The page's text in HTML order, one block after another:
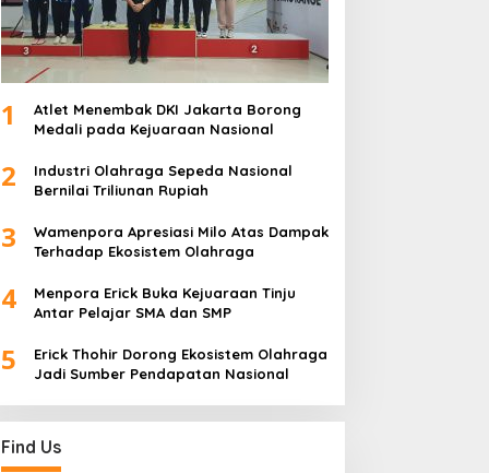
1
Atlet Menembak DKI Jakarta Borong
Medali pada Kejuaraan Nasional
2
Industri Olahraga Sepeda Nasional
Bernilai Triliunan Rupiah
3
Wamenpora Apresiasi Milo Atas Dampak
Terhadap Ekosistem Olahraga
4
Menpora Erick Buka Kejuaraan Tinju
Antar Pelajar SMA dan SMP
5
Erick Thohir Dorong Ekosistem Olahraga
Jadi Sumber Pendapatan Nasional
Find Us